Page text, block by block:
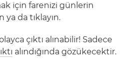
için farenizi günlerin
da tıklayın.
çıktı alınabilir! Sadece
alındığında gözükecektir.